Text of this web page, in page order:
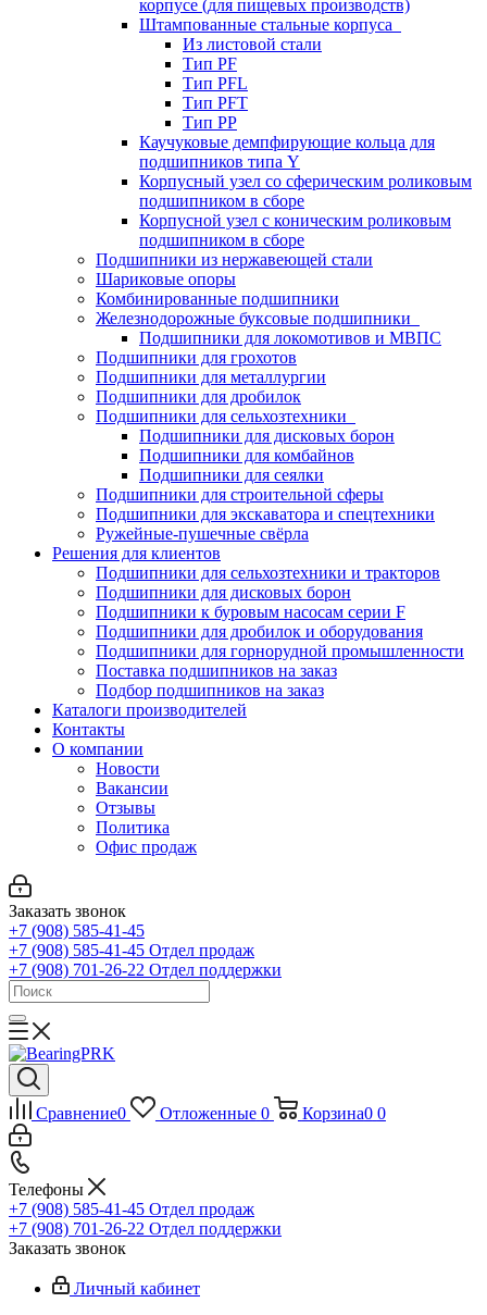
корпусе (для пищевых производств)
Штампованные стальные корпуса
Из листовой стали
Тип PF
Тип PFL
Тип PFT
Тип PP
Каучуковые демпфирующие кольца для
подшипников типа Y
Корпусный узел со сферическим роликовым
подшипником в сборе
Корпусной узел с коническим роликовым
подшипником в сборе
Подшипники из нержавеющей стали
Шариковые опоры
Комбинированные подшипники
Железнодорожные буксовые подшипники
Подшипники для локомотивов и МВПС
Подшипники для грохотов
Подшипники для металлургии
Подшипники для дробилок
Подшипники для сельхозтехники
Подшипники для дисковых борон
Подшипники для комбайнов
Подшипники для сеялки
Подшипники для строительной сферы
Подшипники для экскаватора и спецтехники
Ружейные-пушечные свёрла
Решения для клиентов
Подшипники для сельхозтехники и тракторов
Подшипники для дисковых борон
Подшипники к буровым насосам серии F
Подшипники для дробилок и оборудования
Подшипники для горнорудной промышленности
Поставка подшипников на заказ
Подбор подшипников на заказ
Каталоги производителей
Контакты
О компании
Новости
Вакансии
Отзывы
Политика
Офис продаж
Заказать звонок
+7 (908) 585-41-45
+7 (908) 585-41-45 Отдел продаж
+7 (908) 701-26-22 Отдел поддержки
Сравнение0 Отложенные 0 Корзина0 0
Телефоны
+7 (908) 585-41-45 Отдел продаж
+7 (908) 701-26-22 Отдел поддержки
Заказать звонок
Личный кабинет